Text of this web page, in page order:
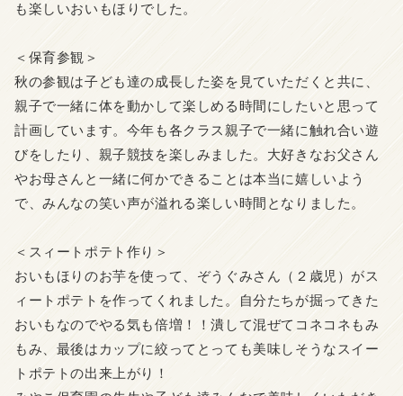
も楽しいおいもほりでした。
＜保育参観＞
秋の参観は子ども達の成長した姿を見ていただくと共に、
親子で一緒に体を動かして楽しめる時間にしたいと思って
計画しています。今年も各クラス親子で一緒に触れ合い遊
びをしたり、 親子競技を楽しみました。 大好きなお父さん
やお母さんと一緒に何かできることは本当に嬉しいよう
で、みんなの笑い声が溢れる楽しい時間となりました。
＜スィートポテト作り＞
おいもほりのお芋を使って、ぞうぐみさん（２歳児） がス
ィートポテトを作ってくれました。
自分たちが掘ってきた
おいもなのでやる気も倍増！！潰して混ぜてコネコネもみ
もみ、 最後はカップに絞ってとっても美味しそうなスイー
トポテトの出来 上がり！